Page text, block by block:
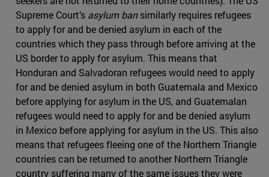
Supreme Court’s asylum bansimilarly requires refugees
to apply for and be denied asylum in each of the
countries which they pass through before arriving at the
US border to apply for asylum. This means that
Honduran and Salvadoran refugees would need to apply
for and be denied asylum in both Guatemala and Mexico
before applying for asylum in the US, and Guatemalan
refugees would need to apply for and be denied asylum
in Mexico before applying for asylum in the US. This also
means that refugees fleeing one of the Northern Triangle
countries can be returned to another Northern Triangle
country suffering many of the same issues they were